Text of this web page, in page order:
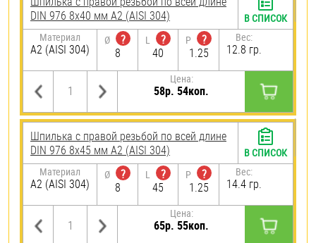
DIN 976 8х40 мм А2 (AISI 304)
Материал
А2 (AISI 304)
Ø
?
8
L
?
40
P
?
1.25
Вес:
12.8 гр.
Цена:
58р. 54коп.
В СПИСОК
Шпилька с правой резьбой по всей длине
DIN 976 8х45 мм А2 (AISI 304)
Материал
А2 (AISI 304)
Ø
?
8
L
?
45
P
?
1.25
Вес:
14.4 гр.
Цена:
65р. 55коп.
В СПИСОК